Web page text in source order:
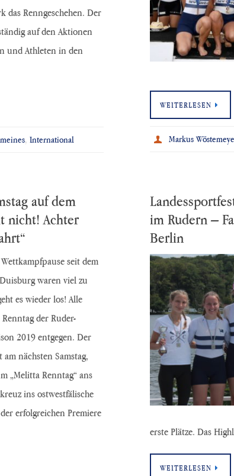
das Renngeschehen. Der
auf den Aktionen
und Athleten in den
, International
WEITERLESEN
Markus
auf dem
nicht! Achter
seit dem
waren viel zu
es wieder los! Alle
der Ruder-
2019 entgegen. Der
nächsten Samstag,
„Melitta Renntag“ ans
ins ostwestfälische
erfolgreichen Premiere
im Rudern –
Berlin
erste Plätze. Das
WEITERLESEN